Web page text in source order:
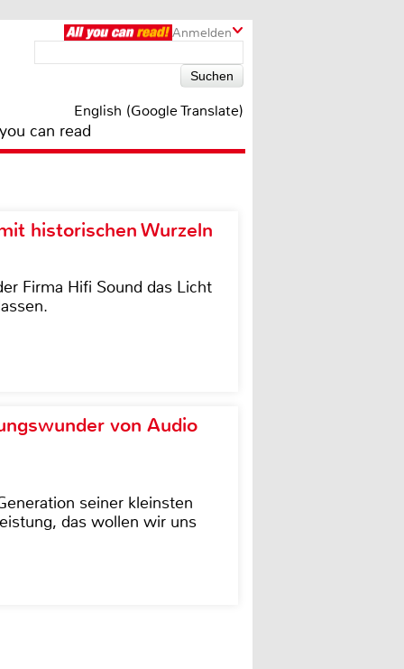
Anmelden
English (Google Translate)
can read
historischen Wurzeln
Firma Hifi Sound das Licht
von Audio
seiner kleinsten
das wollen wir uns